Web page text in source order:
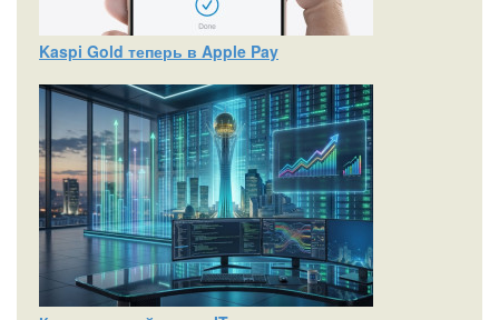
Kaspi Gold теперь в Apple Pay